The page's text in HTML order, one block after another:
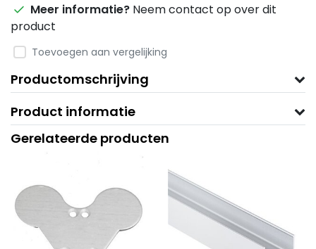
Meer informatie? Neem contact op over dit
product
Toevoegen aan vergelijking
Productomschrijving
Product informatie
Gerelateerde producten